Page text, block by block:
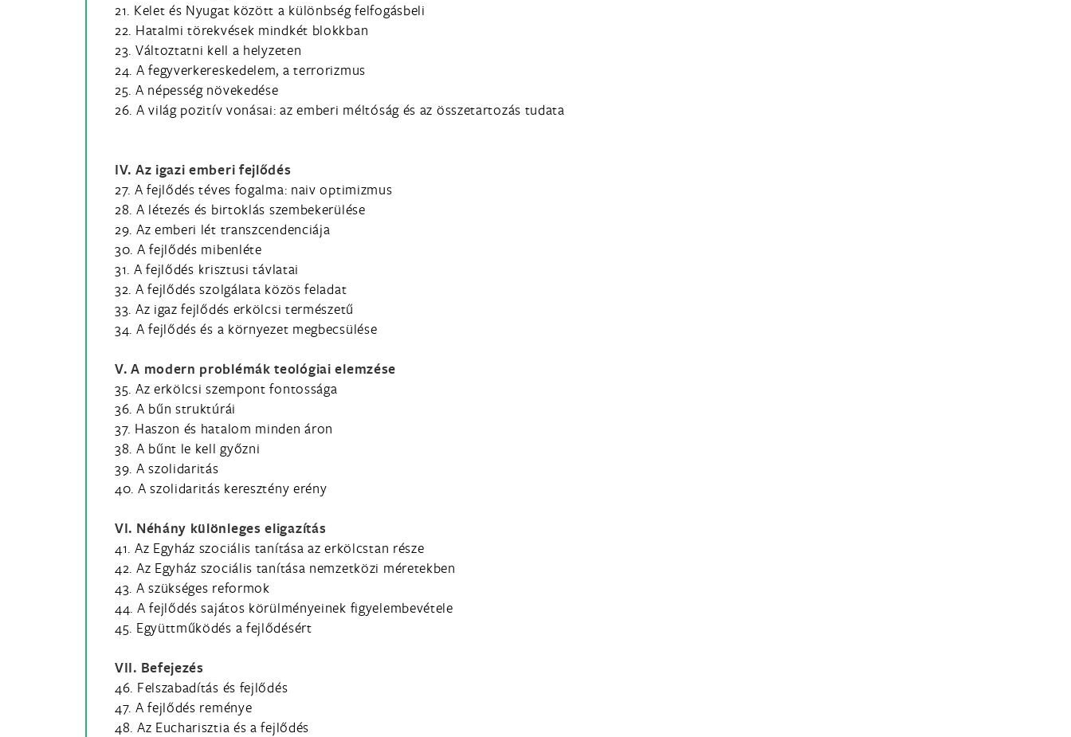
21. Kelet és Nyugat között a különbség felfogásbeli
22. Hatalmi törekvések mindkét blokkban
23. Változtatni kell a helyzeten
24. A fegyverkereskedelem, a terrorizmus
25. A népesség növekedése
26. A világ pozitív vonásai: az emberi méltóság és az összetartozás tudata
IV. Az igazi emberi fejlődés
27. A fejlődés téves fogalma: naiv optimizmus
28. A létezés és birtoklás szembekerülése
29. Az emberi lét transzcendenciája
30. A fejlődés mibenléte
31. A fejlődés krisztusi távlatai
32. A fejlődés szolgálata közös feladat
33. Az igaz fejlődés erkölcsi természetű
34. A fejlődés és a környezet megbecsülése
V. A modern problémák teológiai elemzése
35. Az erkölcsi szempont fontossága
36. A bűn struktúrái
37. Haszon és hatalom minden áron
38. A bűnt le kell győzni
39. A szolidaritás
40. A szolidaritás keresztény erény
VI. Néhány különleges eligazítás
41. Az Egyház szociális tanítása az erkölcstan része
42. Az Egyház szociális tanítása nemzetközi méretekben
43. A szükséges reformok
44. A fejlődés sajátos körülményeinek figyelembevétele
45. Együttműködés a fejlődésért
VII. Befejezés
46. Felszabadítás és fejlődés
47. A fejlődés reménye
48. Az Eucharisztia és a fejlődés